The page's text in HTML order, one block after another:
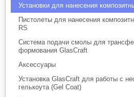
Установки для нанесения
Пистолеты для нанесения
RS
Система подачи смолы для
формования GlasCraft
Аксессуары
Установка GlasCraft для работы с
гелькоута (Gel Coat)